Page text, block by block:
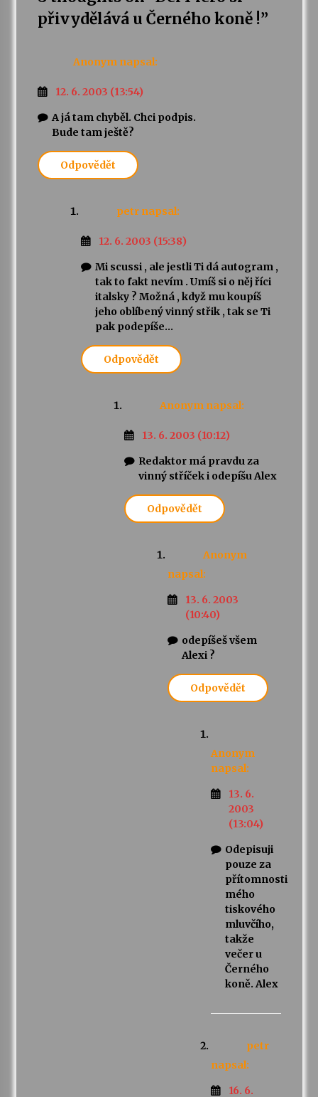
přivydělává u Černého koně !”
Anonym napsal:
12. 6. 2003 (13:54)
A já tam chyběl. Chci podpis.
Bude tam ještě?
Odpovědět
petr napsal:
12. 6. 2003 (15:38)
Mi scussi , ale jestli Ti dá autogram ,
tak to fakt nevím . Umíš si o něj říci
italsky ? Možná , když mu koupíš
jeho oblíbený vinný střik , tak se Ti
pak podepíše…
Odpovědět
Anonym napsal:
13. 6. 2003 (10:12)
Redaktor má pravdu za
vinný stříček i odepíšu Alex
Odpovědět
Anonym
napsal:
13. 6. 2003
(10:40)
odepíšeš všem
Alexi ?
Odpovědět
Anonym
napsal:
13. 6.
2003
(13:04)
Odepisuji
pouze za
přítomnosti
mého
tiskového
mluvčího,
takže
večer u
Černého
koně. Alex
petr
napsal:
16. 6.